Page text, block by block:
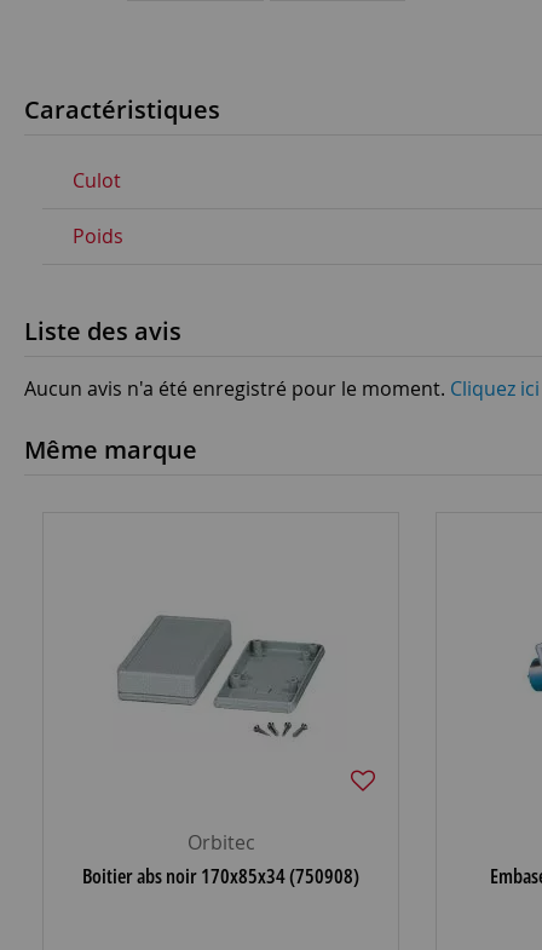
Caractéristiques
Culot
Poids
Liste des avis
Aucun avis n'a été enregistré pour le moment. Cliquez
Même marque
Orbitec
Boitier abs noir 170x85x34 (750908)